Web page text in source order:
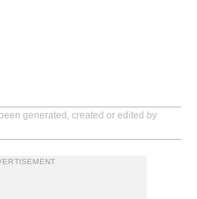
generated, created or edited by